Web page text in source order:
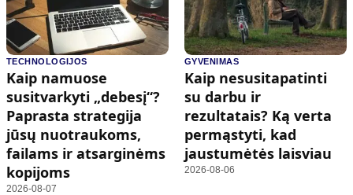
TECHNOLOGIJOS
Kaip namuose
susitvarkyti „debesį“?
Paprasta strategija
jūsų nuotraukoms,
failams ir atsarginėms
kopijoms
2026-08-07
GYVENIMAS
Kaip nesusitapatinti
su darbu ir
rezultatais? Ką verta
permąstyti, kad
jaustumėtės laisviau
2026-08-06